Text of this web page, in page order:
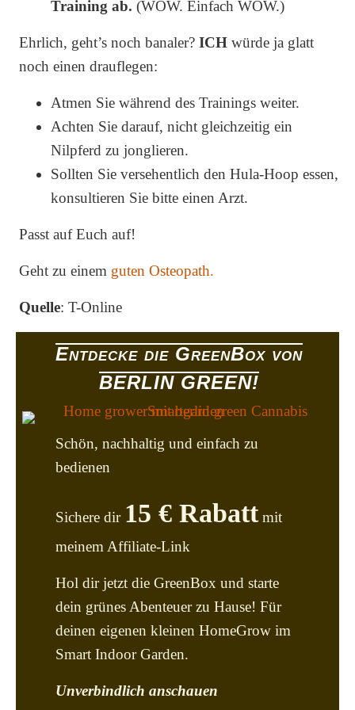
Training ab. (WOW. Einfach WOW.)
Ehrlich, geht’s noch banaler? ICH würde ja glatt
noch einen drauflegen:
Atmen Sie während des Trainings weiter.
Achten Sie darauf, nicht gleichzeitig ein
Nilpferd zu jonglieren.
Sollten Sie versehentlich den Hula-Hoop essen,
konsultieren Sie bitte einen Arzt.
Passt auf Euch auf!
Geht zu einem guten Osteopath.
Quelle: T-Online
Entdecke die GreenBox von
BERLIN GREEN!
Schön, nachhaltig und einfach zu
bedienen
Sichere dir 15 € Rabattmit
meinem Affiliate-Link
Hol dir jetzt die GreenBox und starte
dein grünes Abenteuer zu Hause! Für
deinen eigenen kleinen HomeGrow im
Smart Indoor Garden.
Unverbindlich anschauen